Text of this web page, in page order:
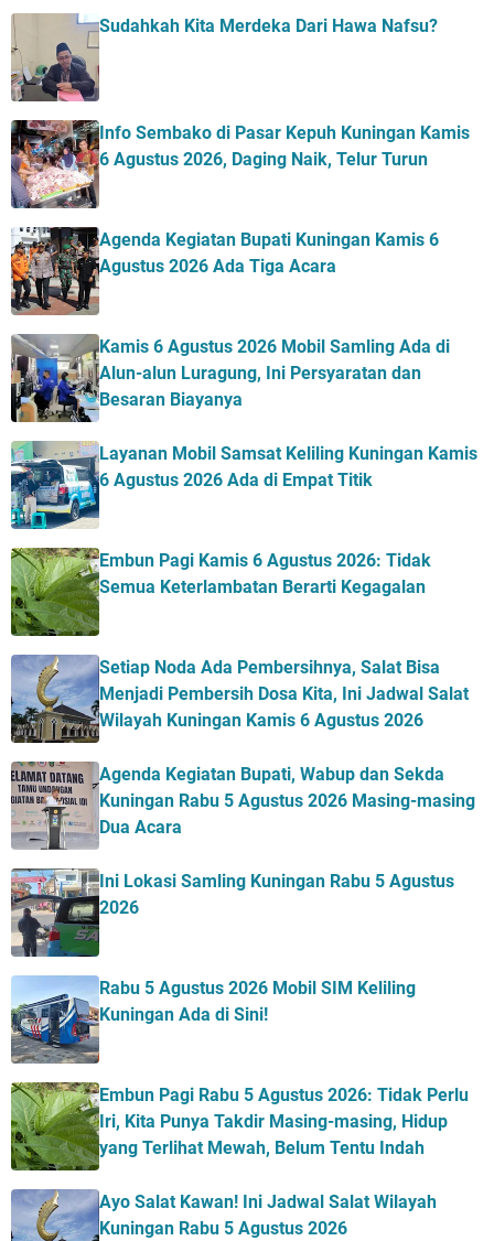
Sudahkah Kita Merdeka Dari Hawa Nafsu?
Info Sembako di Pasar Kepuh Kuningan Kamis
6 Agustus 2026, Daging Naik, Telur Turun
Agenda Kegiatan Bupati Kuningan Kamis 6
Agustus 2026 Ada Tiga Acara
Kamis 6 Agustus 2026 Mobil Samling Ada di
Alun-alun Luragung, Ini Persyaratan dan
Besaran Biayanya
Layanan Mobil Samsat Keliling Kuningan Kamis
6 Agustus 2026 Ada di Empat Titik
Embun Pagi Kamis 6 Agustus 2026: Tidak
Semua Keterlambatan Berarti Kegagalan
Setiap Noda Ada Pembersihnya, Salat Bisa
Menjadi Pembersih Dosa Kita, Ini Jadwal Salat
Wilayah Kuningan Kamis 6 Agustus 2026
Agenda Kegiatan Bupati, Wabup dan Sekda
Kuningan Rabu 5 Agustus 2026 Masing-masing
Dua Acara
Ini Lokasi Samling Kuningan Rabu 5 Agustus
2026
Rabu 5 Agustus 2026 Mobil SIM Keliling
Kuningan Ada di Sini!
Embun Pagi Rabu 5 Agustus 2026: Tidak Perlu
Iri, Kita Punya Takdir Masing-masing, Hidup
yang Terlihat Mewah, Belum Tentu Indah
Ayo Salat Kawan! Ini Jadwal Salat Wilayah
Kuningan Rabu 5 Agustus 2026